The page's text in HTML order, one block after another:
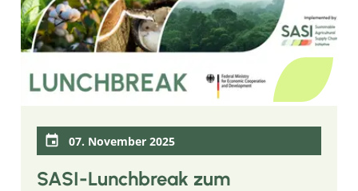
07. November 2025
SASI-Lunchbreak zum